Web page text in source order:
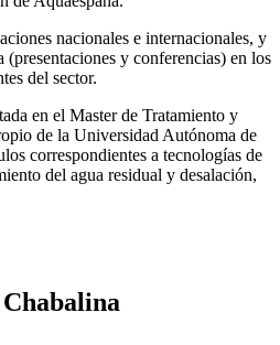
nacionales e internacionales, y
y conferencias) en los
del sector.
en el Master de Tratamiento y
de la Universidad Autónoma de
correspondientes a tecnologías de
del agua residual y desalación,